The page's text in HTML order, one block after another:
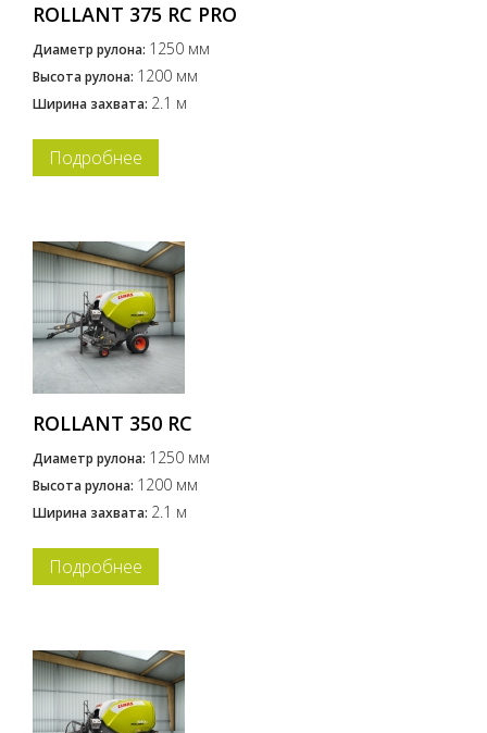
ROLLANT 375 RC PRO
Диаметр рулона: 1250 мм
Высота рулона: 1200 мм
Ширина захвата: 2.1 м
Подробнее
ROLLANT 350 RC
Диаметр рулона: 1250 мм
Высота рулона: 1200 мм
Ширина захвата: 2.1 м
Подробнее